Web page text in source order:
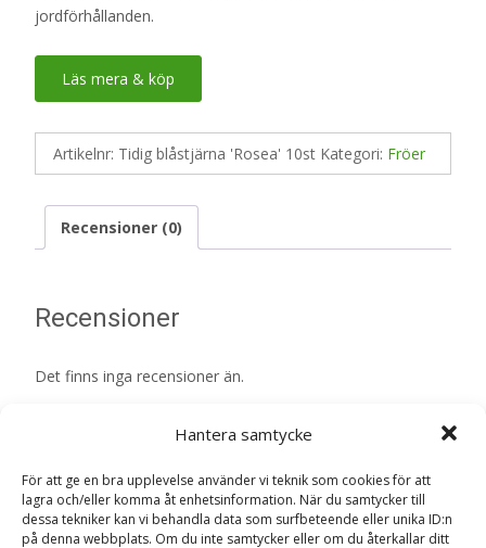
Hantera samtycke
För att ge en bra upplevelse använder vi teknik som cookies för att
lagra och/eller komma åt enhetsinformation. När du samtycker till
dessa tekniker kan vi behandla data som surfbeteende eller unika ID:n
på denna webbplats. Om du inte samtycker eller om du återkallar ditt
jordförhållanden.
Läs mera & köp
Artikelnr: Tidig blåstjärna 'Rosea' 10st Kategori: Fröer
Recensioner (0)
Recensioner
Det finns inga recensioner än.
Bli först med att recensera ”Tidig
Din e-postadress kommer inte publiceras. Obligatoriska fält
är märkta *